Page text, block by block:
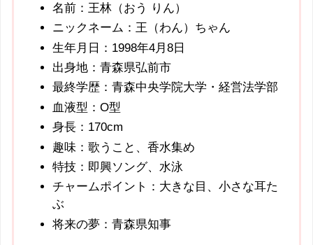
名前：王林（おう りん）
ニックネーム：王（わん）ちゃん
生年月日：1998年4月8日
出身地：青森県弘前市
最終学歴：青森中央学院大学・経営法学部
血液型：O型
身長：170cm
趣味：歌うこと、香水集め
特技：即興ソング、水泳
チャームポイント：大きな目、小さな耳た
ぶ
将来の夢：青森県知事